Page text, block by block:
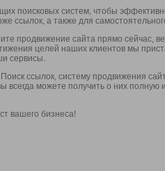
поисковых систем, чтобы
ссылок, а также для
продвижение сайта прямо сейчас,
целей наших клиентов мы
сервисы.
ссылок, систему продвижения
всегда можете получить о них
вашего бизнеса!